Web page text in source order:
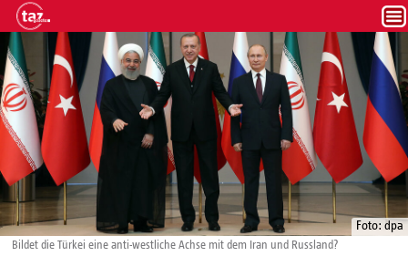
Foto: dpa
Bildet die Türkei eine anti-westliche Achse mit dem Iran und Russland?